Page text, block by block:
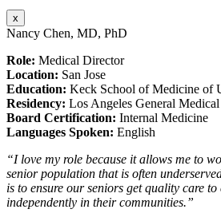
x
Nancy Chen, MD, PhD
Role: Medical Director
Location: San Jose
Education: Keck School of Medicine of
Residency: Los Angeles General
Board Certification: Internal Medicine
Languages Spoken: English
“I love my role because it allows me to
senior population that is often
is to ensure our seniors get quality care
independently in their communities.”